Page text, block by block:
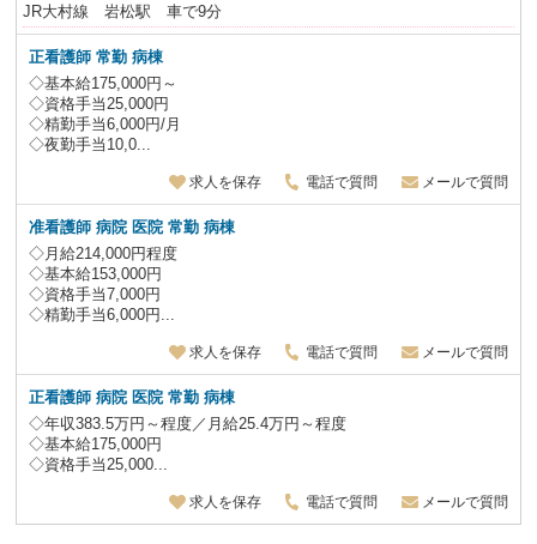
JR大村線 岩松駅 車で9分
正看護師 常勤 病棟
◇基本給175,000円～
◇資格手当25,000円
◇精勤手当6,000円/月
◇夜勤手当10,0...
求人を保存 電話で質問 メールで質問
准看護師 病院 医院 常勤 病棟
◇月給214,000円程度
◇基本給153,000円
◇資格手当7,000円
◇精勤手当6,000円...
求人を保存 電話で質問 メールで質問
正看護師病院 医院 常勤 病棟
◇年収383.5万円～程度／月給25.4万円～程度
◇基本給175,000円
◇資格手当25,000...
求人を保存 電話で質問 メールで質問